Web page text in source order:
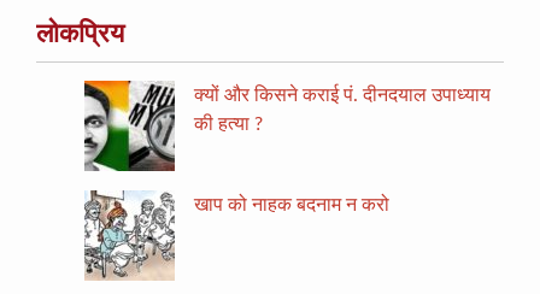
लोकप्रिय
क्यों और किसने कराई पं. दीनदयाल उपाध्याय
की हत्या ?
खाप को नाहक बदनाम न करो